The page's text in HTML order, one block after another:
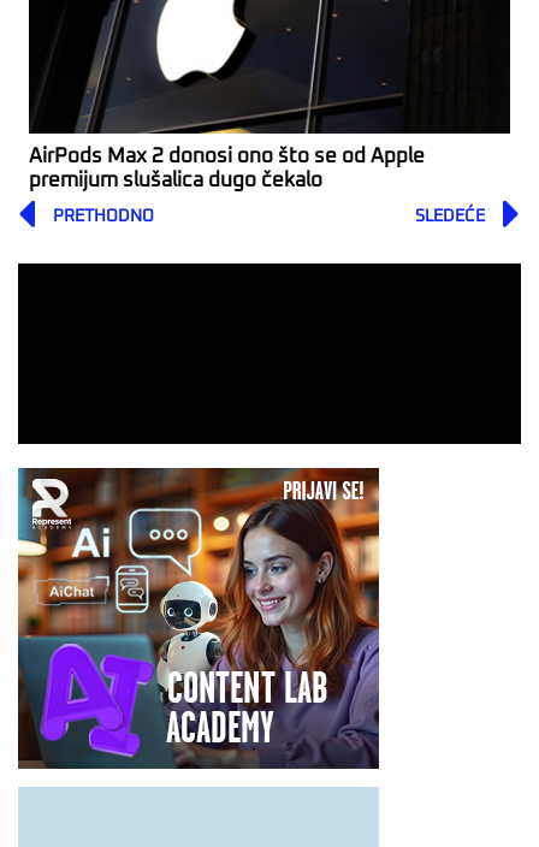
AirPods Max 2 donosi ono što se od Apple
premijum slušalica dugo čekalo
Prev
PRETHODNO SLEDEĆE